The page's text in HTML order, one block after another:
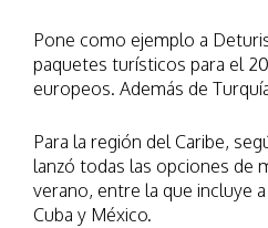
Pone como ejemplo a
paquetes turísticos para el
europeos. Además de
Para la región del Caribe,
lanzó todas las opciones de
verano, entre la que incluye
Cuba y México.